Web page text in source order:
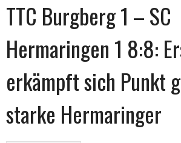
TTC Burgberg 1 – SC
Hermaringen 1 8:8:
erkämpft sich Punkt
starke Hermaringer